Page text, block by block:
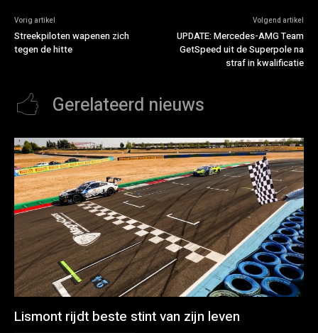
Vorig artikel
Streekpiloten wapenen zich
tegen de hitte
Volgend artikel
UPDATE: Mercedes-AMG Team
GetSpeed uit de Superpole na
straf in kwalificatie
Gerelateerd nieuws
Lismont rijdt beste stint van zijn leven